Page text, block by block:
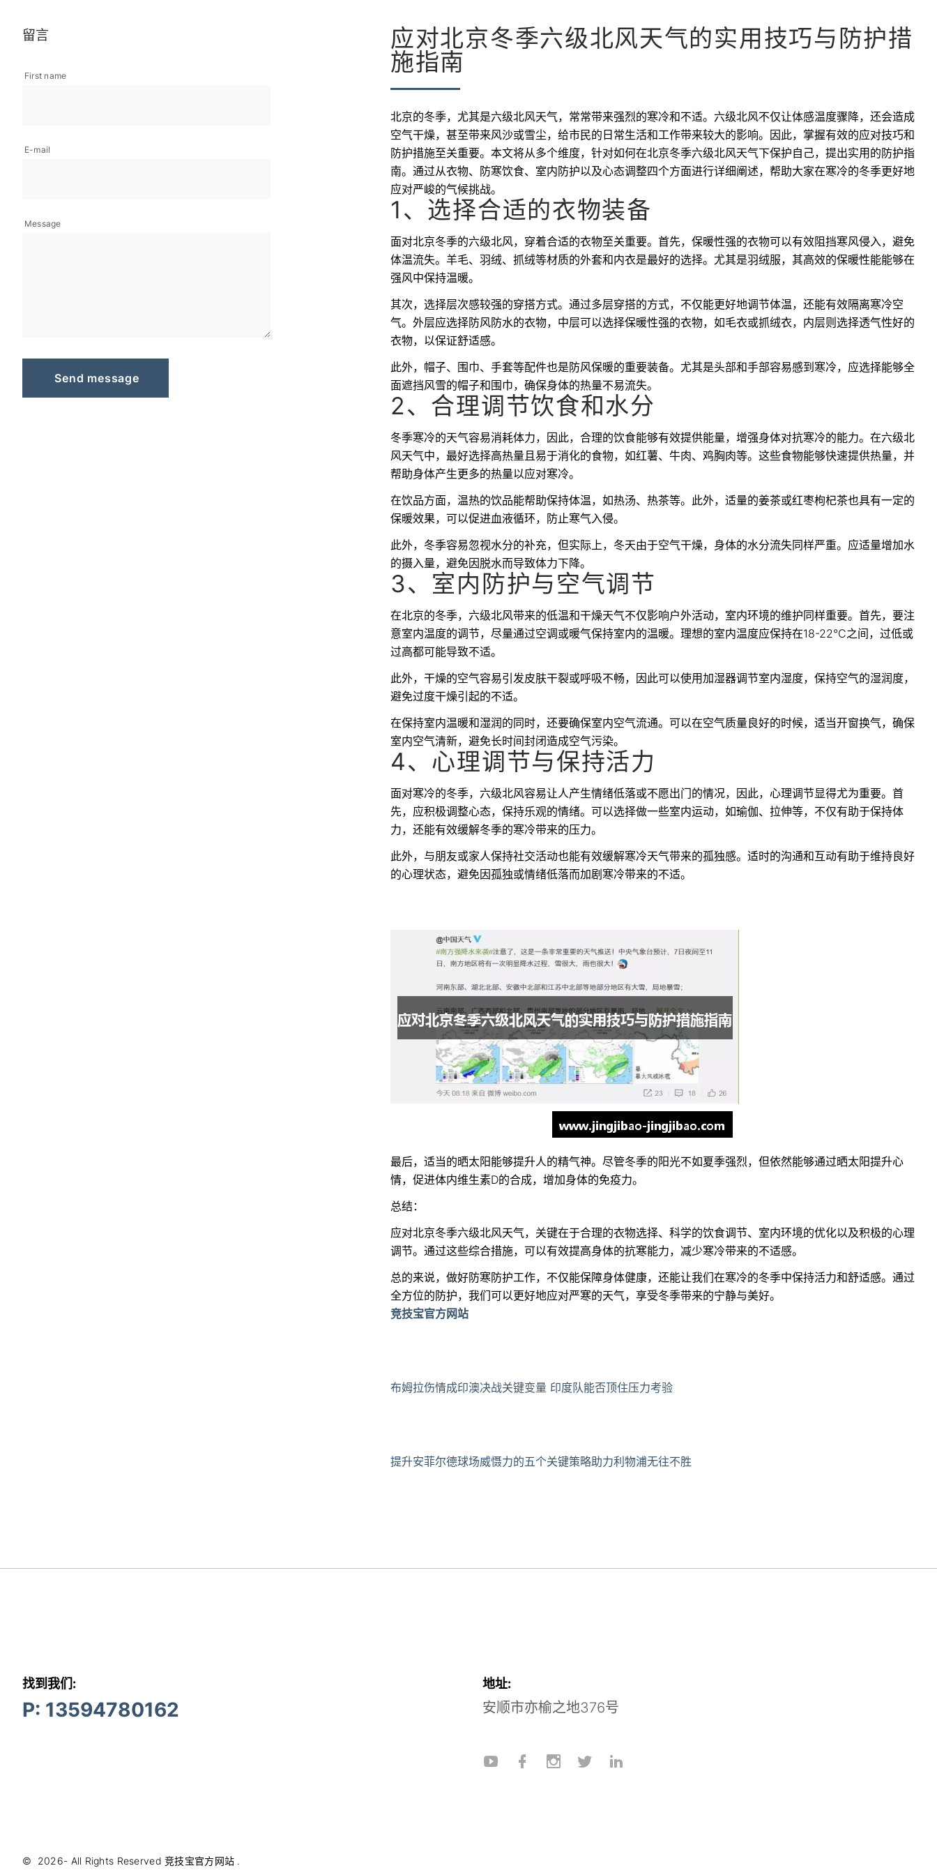
留言
First name
E-mail
Message
S d
Send message
应对北京冬季六级北风天气的实用技巧与防护措
施指南
北京的冬季，尤其是六级北风天气，常常带来强烈的寒冷和不适。六级北风不仅让体感温度骤降，还会造成
空气干燥，甚至带来风沙或雪尘，给市民的日常生活和工作带来较大的影响。因此，掌握有效的应对技巧和
防护措施至关重要。本文将从多个维度，针对如何在北京冬季六级北风天气下保护自己，提出实用的防护指
南。通过从衣物、防寒饮食、室内防护以及心态调整四个方面进行详细阐述，帮助大家在寒冷的冬季更好地
应对严峻的气候挑战。
1、选择合适的衣物装备
面对北京冬季的六级北风，穿着合适的衣物至关重要。首先，保暖性强的衣物可以有效阻挡寒风侵入，避免
体温流失。羊毛、羽绒、抓绒等材质的外套和内衣是最好的选择。尤其是羽绒服，其高效的保暖性能能够在
强风中保持温暖。
其次，选择层次感较强的穿搭方式。通过多层穿搭的方式，不仅能更好地调节体温，还能有效隔离寒冷空
气。外层应选择防风防水的衣物，中层可以选择保暖性强的衣物，如毛衣或抓绒衣，内层则选择透气性好的
衣物，以保证舒适感。
此外，帽子、围巾、手套等配件也是防风保暖的重要装备。尤其是头部和手部容易感到寒冷，应选择能够全
面遮挡风雪的帽子和围巾，确保身体的热量不易流失。
2、合理调节饮食和水分
冬季寒冷的天气容易消耗体力，因此，合理的饮食能够有效提供能量，增强身体对抗寒冷的能力。在六级北
风天气中，最好选择高热量且易于消化的食物，如红薯、牛肉、鸡胸肉等。这些食物能够快速提供热量，并
帮助身体产生更多的热量以应对寒冷。
在饮品方面，温热的饮品能帮助保持体温，如热汤、热茶等。此外，适量的姜茶或红枣枸杞茶也具有一定的
保暖效果，可以促进血液循环，防止寒气入侵。
此外，冬季容易忽视水分的补充，但实际上，冬天由于空气干燥，身体的水分流失同样严重。应适量增加水
的摄入量，避免因脱水而导致体力下降。
3、室内防护与空气调节
在北京的冬季，六级北风带来的低温和干燥天气不仅影响户外活动，室内环境的维护同样重要。首先，要注
意室内温度的调节，尽量通过空调或暖气保持室内的温暖。理想的室内温度应保持在18-22°C之间，过低或
过高都可能导致不适。
此外，干燥的空气容易引发皮肤干裂或呼吸不畅，因此可以使用加湿器调节室内湿度，保持空气的湿润度，
避免过度干燥引起的不适。
在保持室内温暖和湿润的同时，还要确保室内空气流通。可以在空气质量良好的时候，适当开窗换气，确保
室内空气清新，避免长时间封闭造成空气污染。
4、心理调节与保持活力
面对寒冷的冬季，六级北风容易让人产生情绪低落或不愿出门的情况，因此，心理调节显得尤为重要。首
先，应积极调整心态，保持乐观的情绪。可以选择做一些室内运动，如瑜伽、拉伸等，不仅有助于保持体
力，还能有效缓解冬季的寒冷带来的压力。
此外，与朋友或家人保持社交活动也能有效缓解寒冷天气带来的孤独感。适时的沟通和互动有助于维持良好
的心理状态，避免因孤独或情绪低落而加剧寒冷带来的不适。
最后，适当的晒太阳能够提升人的精气神。尽管冬季的阳光不如夏季强烈，但依然能够通过晒太阳提升心
情，促进体内维生素D的合成，增加身体的免疫力。
总结：
应对北京冬季六级北风天气，关键在于合理的衣物选择、科学的饮食调节、室内环境的优化以及积极的心理
调节。通过这些综合措施，可以有效提高身体的抗寒能力，减少寒冷带来的不适感。
总的来说，做好防寒防护工作，不仅能保障身体健康，还能让我们在寒冷的冬季中保持活力和舒适感。通过
全方位的防护，我们可以更好地应对严寒的天气，享受冬季带来的宁静与美好。
竞技宝官方网站
布姆拉伤情成印澳决战关键变量 印度队能否顶住压力考验
提升安菲尔德球场威慑力的五个关键策略助力利物浦无往不胜
找到我们:
P: 13594780162
地址:
安顺市亦榆之地376号
© 2026- All Rights Reserved竞技宝官方网站 .